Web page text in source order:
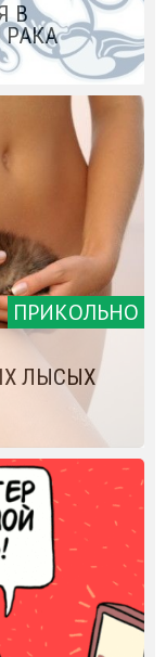
В
ПРИКОЛЬНО
ЛЫСЫХ